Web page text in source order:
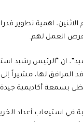
اهمية تطوير
فرص العمل لهم.
ان “الرئيس رشيد
المرافق لها،
بسمعة أكاديمية جيدة
في استيعاب أعداد